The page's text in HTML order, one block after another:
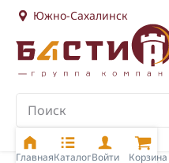
Южно-Сахалинск
ГлавнаяКаталогВойти Корзина